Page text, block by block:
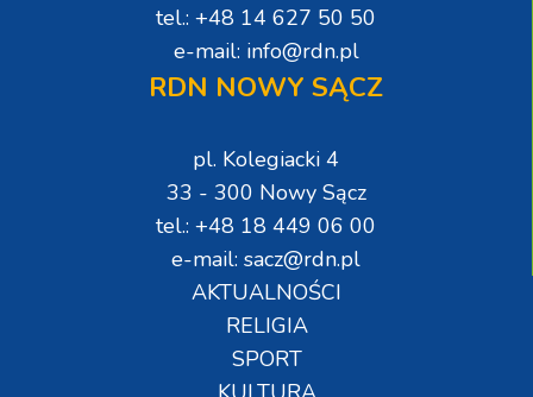
tel.: +48 14 627 50 50
e-mail: info@rdn.pl
RDN NOWY SĄCZ
pl. Kolegiacki 4
33 - 300 Nowy Sącz
tel.: +48 18 449 06 00
e-mail: sacz@rdn.pl
AKTUALNOŚCI
RELIGIA
SPORT